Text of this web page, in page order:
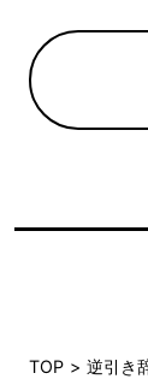
TOP 逆引き